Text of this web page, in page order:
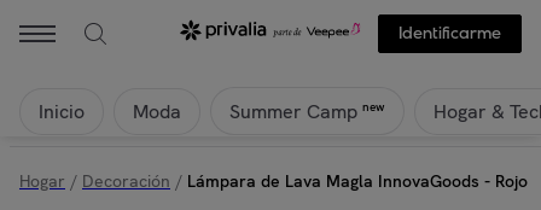
Identificarme
Inicio Moda Summer Camp new Hogar &
Hogar / Decoración / Lámpara de Lava Magla InnovaGoods - Rojo